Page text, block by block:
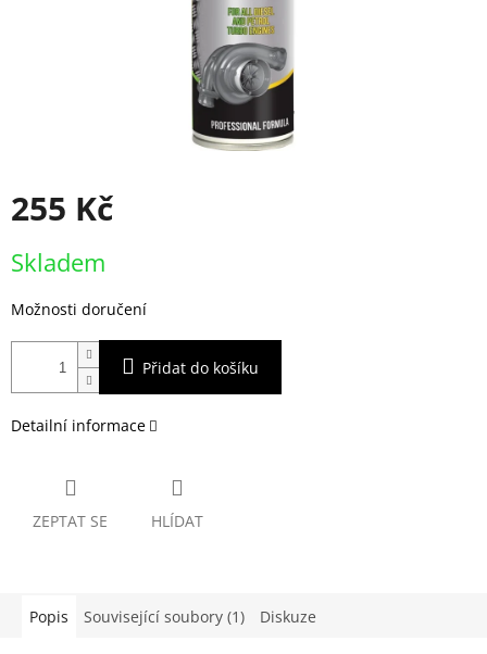
255 Kč
cena:
Skladem
Možnosti doručení
Přidat do košíku
Detailní informace
ZEPTAT SE HLÍDAT
Popis Související soubory (1) Diskuze